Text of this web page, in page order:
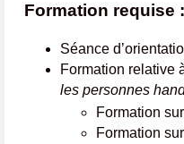
Formation requise :
Séance
Formation relative
les personnes
Formation
Formation